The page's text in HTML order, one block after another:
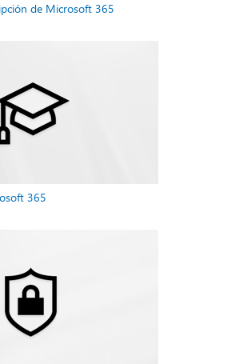
de Microsoft 365
365